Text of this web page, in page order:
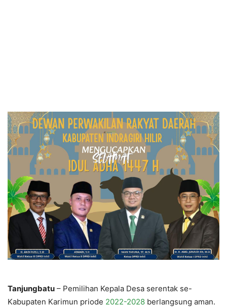
Tanjungbatu – Pemilihan Kepala Desa serentak se-
Kabupaten Karimun priode 2022-2028 berlangsung aman.